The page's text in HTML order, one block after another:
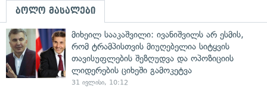
ბოლო მასალები
მიხეილ სააკაშვილი: ივანიშვილს არ ესმის,
რომ ტრამპისთვის მიუღებელია სიტყვის
თავისუფლების შეზღუდვა და ოპოზიციის
ლიდერების ციხეში გამოკეტვა
31 ივლისი, 10:12